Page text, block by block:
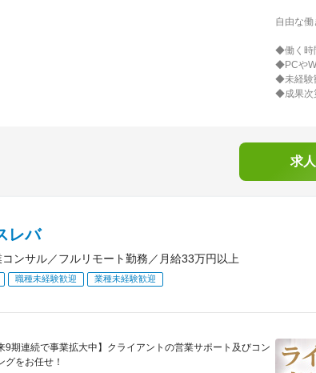
自由な
◆働く時
◆PCや
◆未経験
◆成果次
求
レバ
ンサル／フルリモート勤務／月給33万円以上
職種未経験歓迎 業種未経験歓迎
9期連続で事業拡大中】クライアントの営業サポート及びコン
グをお任せ！